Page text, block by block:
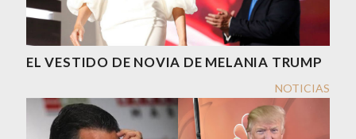
EL VESTIDO DE NOVIA DE MELANIA TRUMP
NOTICIAS